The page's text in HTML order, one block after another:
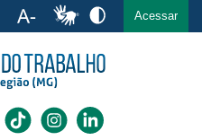
Ir para a busca Ir para o rodapé
Acessar